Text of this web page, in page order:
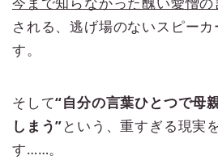
される、逃げ場のないスピー
す。
そして“自分の言葉ひとつで母
しまう”という、重すぎる現実
す……。